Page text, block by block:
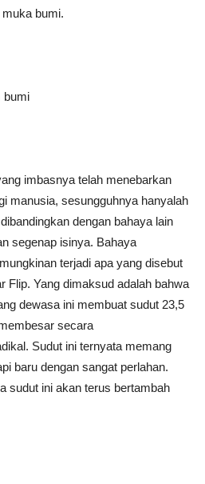
bumi.
bumi
imbasnya telah menebarkan
manusia, sesungguhnya hanyalah
dengan bahaya lain
segenap isinya. Bahaya
terjadi apa yang disebut
Flip. Yang dimaksud adalah bahwa
dewasa ini membuat sudut 23,5
secara
Sudut ini ternyata memang
baru dengan sangat perlahan.
sudut ini akan terus bertambah